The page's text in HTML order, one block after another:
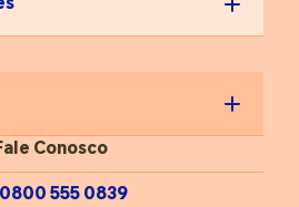
Conosco
0800 555 0839